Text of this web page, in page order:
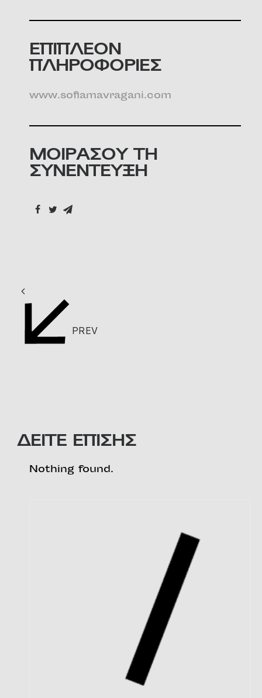
ΕΠΙΠΛΕΟΝ
ΠΛΗΡΟΦΟΡΙΕΣ
www.sofiamavragani.com
ΜΟΙΡΑΣΟΥ ΤΗ
ΣΥΝΕΝΤΕΥΞΗ
PREV
ΔΕΙΤΕ ΕΠΙΣΗΣ
Nothing found.